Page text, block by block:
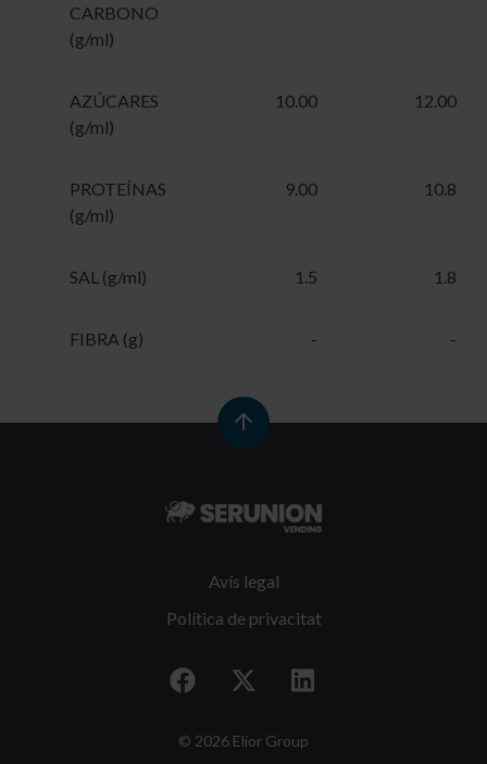
CARBONO
(g/ml)
AZÚCARES
(g/ml)
10.00 12.00
PROTEÍNAS
(g/ml)
9.00 10.8
SAL (g/ml) 1.5 1.8
FIBRA (g) - -
Avís legal
Política de privacitat
© 2026 Elior Group